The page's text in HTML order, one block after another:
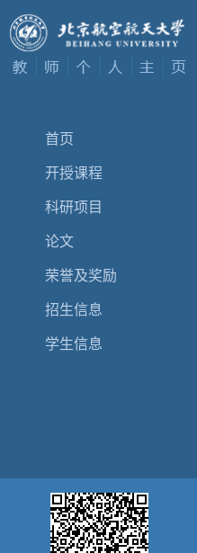
首页
开授课程
科研项目
论文
荣誉及奖励
招生信息
学生信息